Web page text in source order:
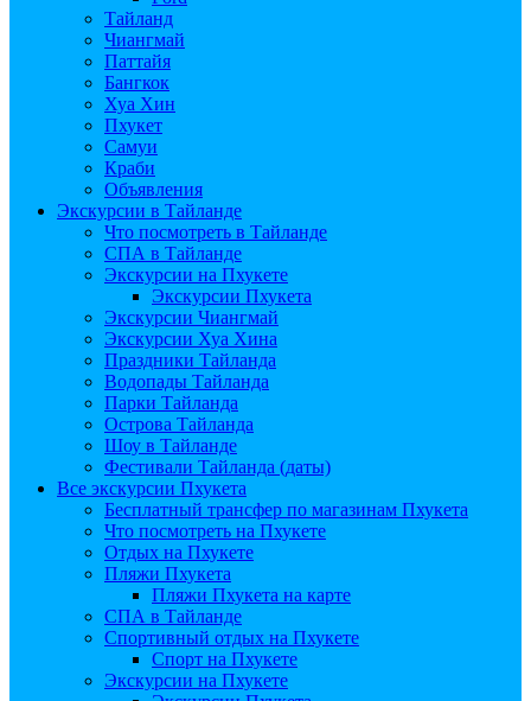
Тайланд
Чиангмай
Паттайя
Бангкок
Хуа Хин
Пхукет
Самуи
Краби
Объявления
Экскурсии в Тайланде
Что посмотреть в Тайланде
СПА в Тайланде
Экскурсии на Пхукете
Экскурсии Пхукета
Экскурсии Чиангмай
Экскурсии Хуа Хина
Праздники Тайланда
Водопады Тайланда
Парки Тайланда
Острова Тайланда
Шоу в Тайланде
Фестивали Тайланда (даты)
Все экскурсии Пхукета
Бесплатный трансфер по магазинам Пхукета
Что посмотреть на Пхукете
Отдых на Пхукете
Пляжи Пхукета
Пляжи Пхукета на карте
СПА в Тайланде
Спортивный отдых на Пхукете
Спорт на Пхукете
Экскурсии на Пхукете